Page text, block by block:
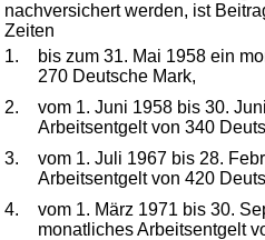
nachversichert werden, ist
Zeiten
1.
bis zum 31. Mai 1958 ein
270 Deutsche Mark,
2.
vom 1. Juni 1958 bis 30.
Arbeitsentgelt von 340
3.
vom 1. Juli 1967 bis 28.
Arbeitsentgelt von 420
4.
vom 1. März 1971 bis 30.
monatliches Arbeitsentgelt